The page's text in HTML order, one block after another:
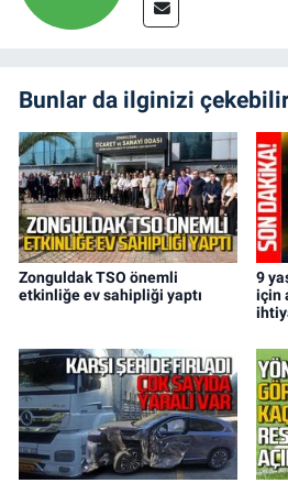
Bunlar da ilginizi
Zonguldak TSO önemli
etkinliğe ev sahipliği yaptı
9
için